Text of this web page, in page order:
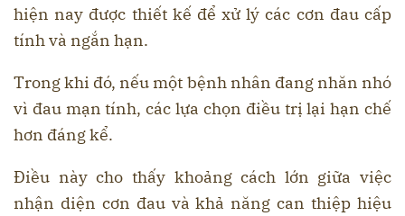
hiện nay được thiết kế để xử lý các cơn đau cấp
tính và ngắn hạn.
Trong khi đó, nếu một bệnh nhân đang nhăn nhó
vì đau mạn tính, các lựa chọn điều trị lại hạn chế
hơn đáng kể.
Điều này cho thấy khoảng cách lớn giữa việc
nhận diện cơn đau và khả năng can thiệp hiệu